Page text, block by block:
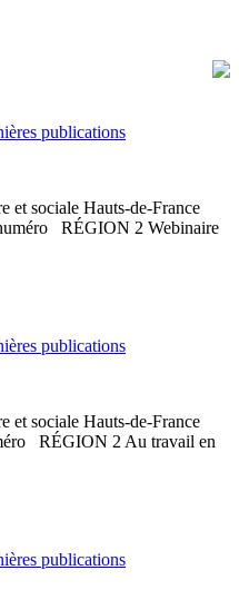
publications
et sociale Hauts-de-France
RÉGION 2 Webinaire
publications
et sociale Hauts-de-France
RÉGION 2 Au travail en
publications